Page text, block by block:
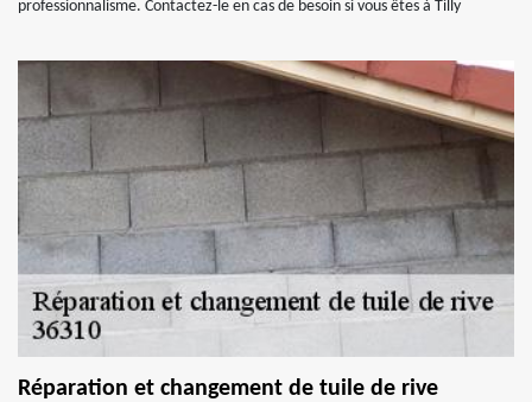
professionnalisme. Contactez-le en cas de besoin si vous êtes à Tilly
Réparation et changement de tuile de rive